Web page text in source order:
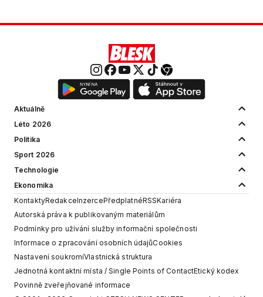
Aktuálně
Léto 2026
Politika
Sport 2026
Technologie
Ekonomika
KontaktyRedakceInzercePředplatnéRSSKariéra
Autorská práva k publikovaným materiálům
Podmínky pro užívání služby informační společnosti
Informace o zpracování osobních údajůCookies
Nastavení soukromíVlastnická struktura
Jednotná kontaktní místa / Single Points of ContactEtický kodex
Povinně zveřejňované informace